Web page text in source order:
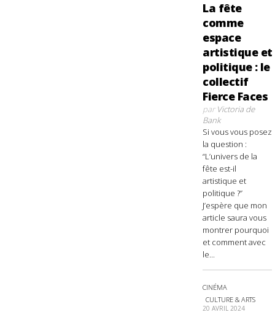
La fête
comme
espace
artistique et
politique : le
collectif
Fierce Faces
parVictoria de
Bank
Si vous vous posez
la question :
“L’univers de la
fête est-il
artistique et
politique ?”
J’espère que mon
article saura vous
montrer pourquoi
et comment avec
le...
CINÉMA
CULTURE & ARTS
20 AVRIL 2024